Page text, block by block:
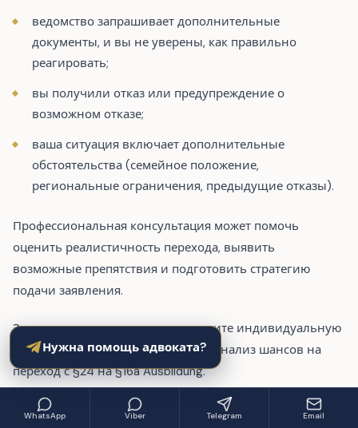
ведомство запрашивает дополнительные
документы, и вы не уверены, как правильно
реагировать;
вы получили отказ или предупреждение о
возможном отказе;
ваша ситуация включает дополнительные
обстоятельства (семейное положение,
региональные ограничения, предыдущие отказы).
Профессиональная консультация может помочь
оценить реалистичность перехода, выявить
возможные препятствия и подготовить стратегию
подачи заявления.
Запросите консультацию— получите индивидуальную
оценку вашей ситуации, включая анализ шансов на
переход с §24 на §16a Ausbildung.
WhatsApp Viber Telegram Email
Нужна помощь адвоката?